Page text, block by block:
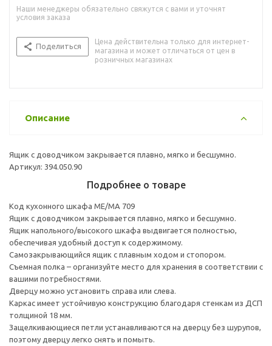
Наши менеджеры обязательно свяжутся с вами и уточнят
условия заказа
Поделиться
Цена действительна только для интернет-
магазина и может отличаться от цен в
розничных магазинах
Описание
Ящик с доводчиком закрывается плавно, мягко и бесшумно.
Артикул: 394.050.90
Подробнее о товаре
Код кухонного шкафа ME/MA 709
Ящик с доводчиком закрывается плавно, мягко и бесшумно.
Ящик напольного/высокого шкафа выдвигается полностью,
обеспечивая удобный доступ к содержимому.
Cамозакрывающийся ящик с плавным ходом и стопором.
Съемная полка – организуйте место для хранения в соответствии с
вашими потребностями.
Дверцу можно установить справа или слева.
Каркас имеет устойчивую конструкцию благодаря стенкам из ДСП
толщиной 18 мм.
Защелкивающиеся петли устанавливаются на дверцу без шурупов,
поэтому дверцу легко снять и помыть.